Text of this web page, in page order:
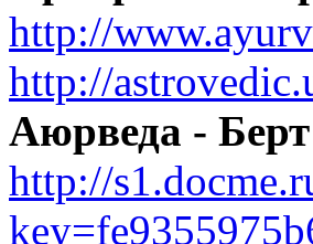
http://
http://
Аюрведа -
http://